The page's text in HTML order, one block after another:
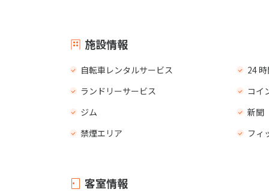
施設情報
自転車レンタルサービス
24
ランドリーサービス
コイ
ジム
新聞
禁煙エリア
フィ
客室情報